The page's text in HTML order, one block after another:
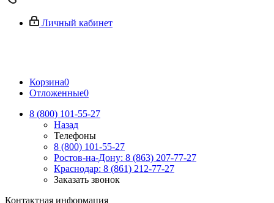
Личный кабинет
Корзина0
Отложенные0
8 (800) 101-55-27
Назад
Телефоны
8 (800) 101-55-27
Ростов-на-Дону: 8 (863) 207-77-27
Краснодар: 8 (861) 212-77-27
Заказать звонок
Контактная информация